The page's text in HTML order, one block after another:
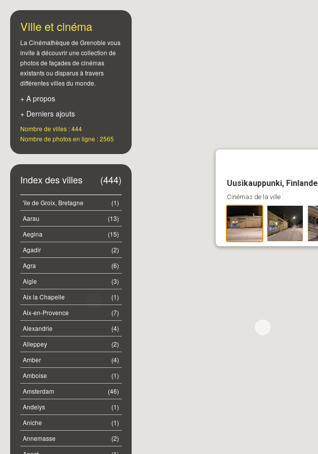
Uusikauppunki, Finlande
Cinémas de la ville :
Ville et cinéma
La Cinémathèque de Grenoble vous
invite à découvrir une collection de
photos de façades de cinémas
existants ou disparus à travers
différentes villes du monde.
+ A propos
+ Derniers ajouts
Nombre de villes : 444
Nombre de photos en ligne : 2565
(444)
Index des villes
(1)
'île de Groix, Bretagne
(13)
Aarau
(15)
Aegina
(2)
Agadir
(6)
Agra
(3)
Aigle
(1)
Aix la Chapelle
(7)
Aix-en-Provence
(4)
Alexandrie
(2)
Alleppey
(4)
Amber
(1)
Amboise
(46)
Amsterdam
(1)
Andelys
(1)
Aniche
(2)
Annemasse